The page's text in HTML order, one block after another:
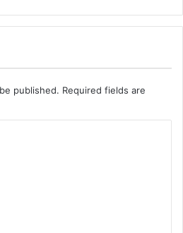
published. Required fields are